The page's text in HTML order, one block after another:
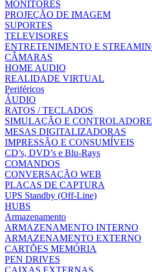
MONITORES
PROJEÇÃO DE IMAGEM
SUPORTES
TELEVISORES
ENTRETENIMENTO E
CÂMARAS
HOME AUDIO
REALIDADE VIRTUAL
Periféricos
ÁUDIO
RATOS / TECLADOS
SIMULAÇÃO E
MESAS DIGITALIZADORAS
IMPRESSÃO E CONSUMÍVEIS
CD’s, DVD’s e Blu-Rays
COMANDOS
CONVERSAÇÃO WEB
PLACAS DE CAPTURA
UPS Standby (Off-Line)
HUBS
Armazenamento
ARMAZENAMENTO INTERNO
ARMAZENAMENTO EXTERNO
CARTÕES MEMÓRIA
PEN DRIVES